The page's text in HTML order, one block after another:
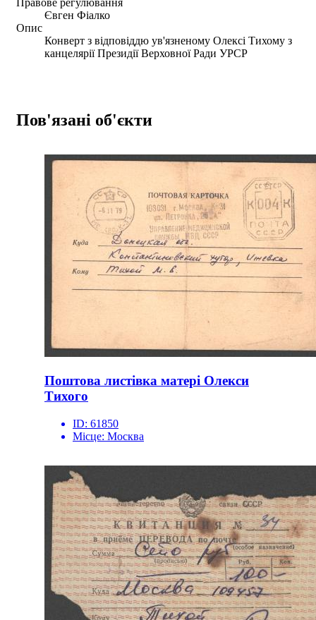
Євген Фіалко
Опис
Конверт з відповіддю ув'язненому Олексі Тихому з
канцелярії Президії Верховної Ради УРСР
Пов'язані об'єкти
Поштова листівка матері Олекси
Тихого
ID: 61850
Місце: Москва